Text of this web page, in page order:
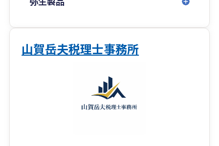
山賀岳夫税理士事務所